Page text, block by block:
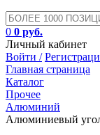
0 0 руб.
Личный кабинет
Войти /
Главная страница
Каталог
Прочее
Алюминий
Алюминиевый